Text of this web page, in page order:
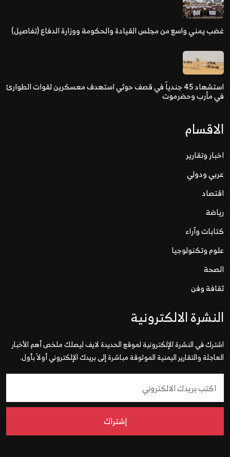
غضب يمني واسع من مجلس القيادة والحكومة ووزارة الدفاع (تفاصيل)
استشهاد 45 جندياً في قصف حوثي استهدف معسكرين لقوات الطوارئ
في مأرب وحضرموت
الاقسام
اخبار وتقارير
عربي ودولي
اقتصاد
رياضة
كتابات وآراء
علوم وتكنولوجيا
الصحة
ثقافة وفن
النشرة الالكترونية
اشترك في النشرة الإلكترونية لموقع الحديدة لايف ليصلك ملخص أهم الأخبار
العاجلة والتقارير اليمنية الموثوقة مباشرة إلى بريدك الإلكتروني أولاً بأول.
إشتراك